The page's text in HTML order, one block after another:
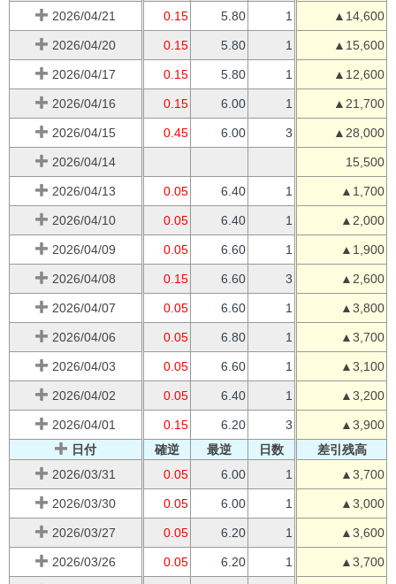
2026/04/21 0.15 5.80 1 ▲14,600
2026/04/20 0.15 5.80 1 ▲15,600
2026/04/17 0.15 5.80 1 ▲12,600
2026/04/16 0.15 6.00 1 ▲21,700
2026/04/15 0.45 6.00 3 ▲28,000
2026/04/14 15,500
2026/04/13 0.05 6.40 1 ▲1,700
2026/04/10 0.05 6.40 1 ▲2,000
2026/04/09 0.05 6.60 1 ▲1,900
2026/04/08 0.15 6.60 3 ▲2,600
2026/04/07 0.05 6.60 1 ▲3,800
2026/04/06 0.05 6.80 1 ▲3,700
2026/04/03 0.05 6.60 1 ▲3,100
2026/04/02 0.05 6.40 1 ▲3,200
2026/04/01 0.15 6.20 3
▲3,900
日付
確逆 最逆 日数
差引残高
2026/03/31
0.05 6.00 1 ▲3,700
2026/03/30 0.05 6.00 1 ▲3,000
2026/03/27 0.05 6.20 1 ▲3,600
2026/03/26 0.05 6.20 1 ▲3,700